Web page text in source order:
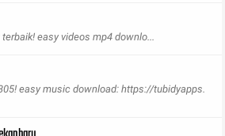
easy videos mp4 downlo...
easy music download: https://tubidyapps.